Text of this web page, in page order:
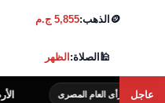
🪙 الذهب:5,855 ج.م
🕌الصلاة:الظهر
عاجل
العام المصرى الأرصاد تحذر